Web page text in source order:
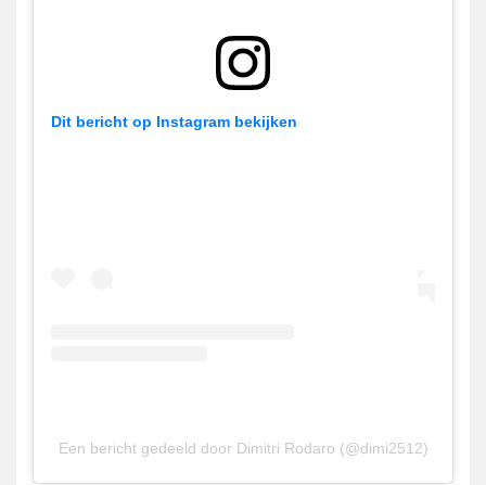
Dit bericht op Instagram bekijken
Een bericht gedeeld door Dimitri Rodaro (@dimi2512)